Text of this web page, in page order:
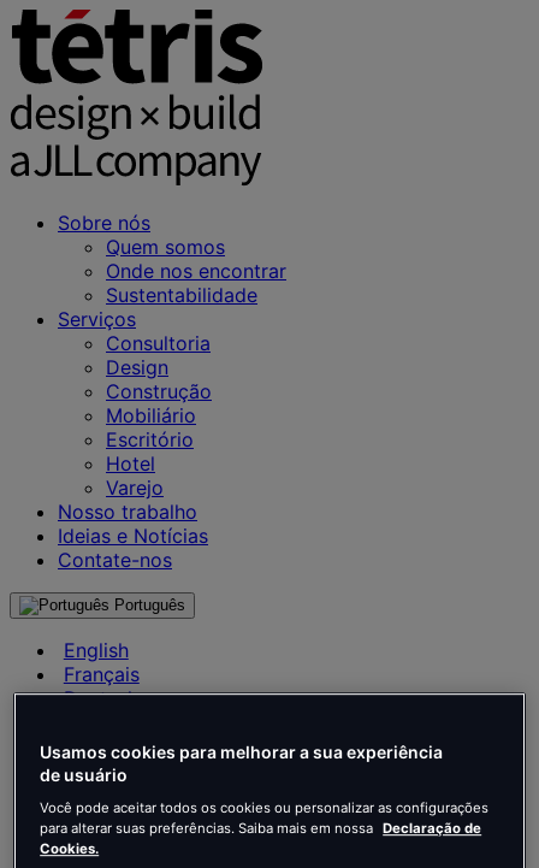
Sobre nós
Quem somos
Onde nos encontrar
Sustentabilidade
Serviços
Consultoria
Design
Construção
Mobiliário
Escritório
Hotel
Varejo
Nosso trabalho
Ideias e Notícias
Contate-nos
Português
English
Français
Deutsch
Español
Italiano
Português
Polski
Usamos cookies para melhorar a sua experiência
de usuário
Você pode aceitar todos os cookies ou personalizar as configurações
para alterar suas preferências. Saiba mais em nossa Declaração de
Cookies.